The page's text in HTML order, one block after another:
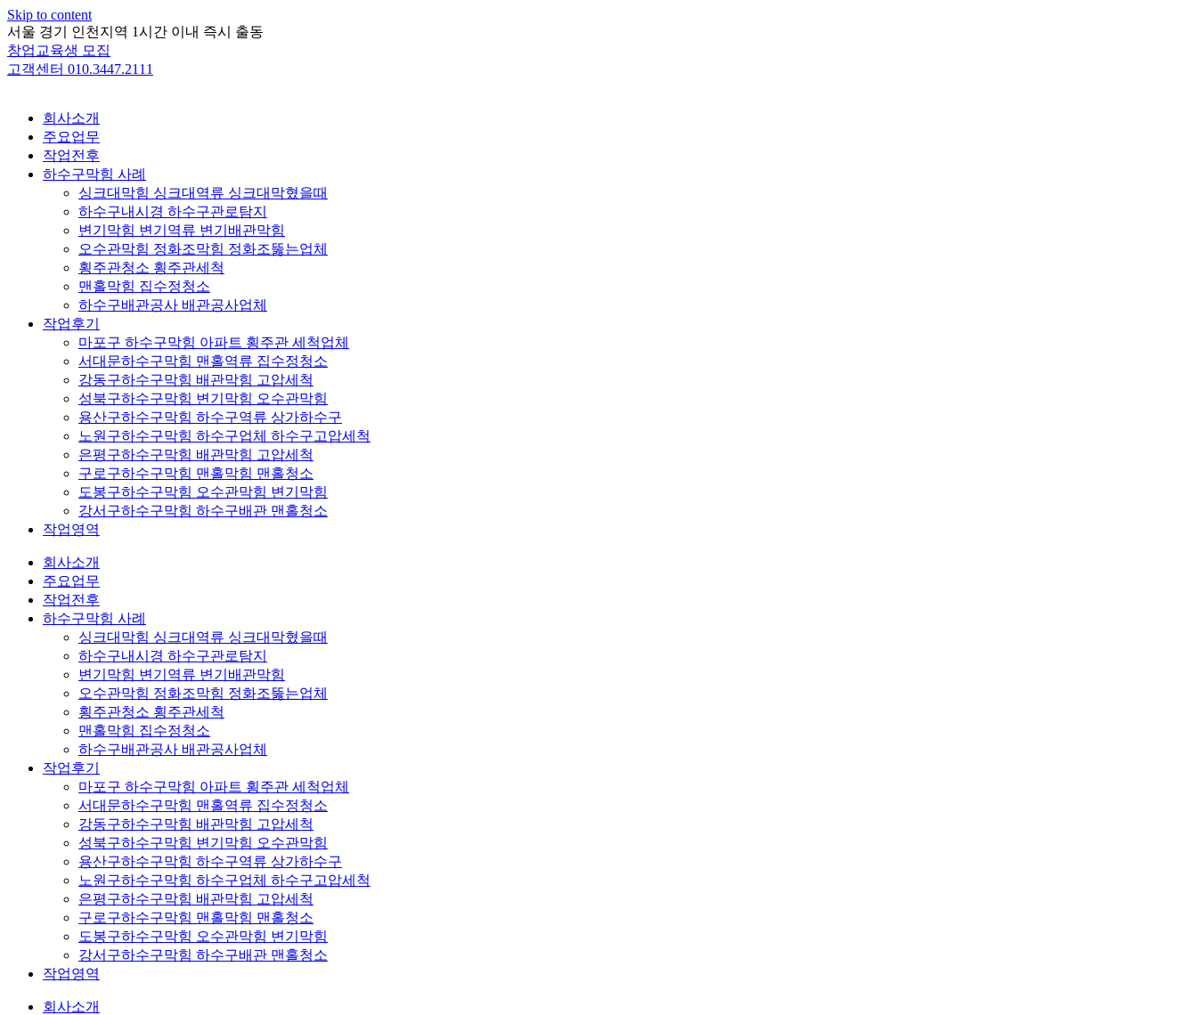
Skip to content
서울 경기 인천지역 1시간 이내 즉시 출동
창업교육생 모집
고객센터 010.3447.2111
회사소개
주요업무
작업전후
하수구막힘 사례
싱크대막힘 싱크대역류 싱크대막혔을때
하수구내시경 하수구관로탐지
변기막힘 변기역류 변기배관막힘
오수관막힘 정화조막힘 정화조뚫는업체
횡주관청소 횡주관세척
맨홀막힘 집수정청소
하수구배관공사 배관공사업체
작업후기
마포구 하수구막힘 아파트 횡주관 세척업체
서대문하수구막힘 맨홀역류 집수정청소
강동구하수구막힘 배관막힘 고압세척
성북구하수구막힘 변기막힘 오수관막힘
용산구하수구막힘 하수구역류 상가하수구
노원구하수구막힘 하수구업체 하수구고압세척
은평구하수구막힘 배관막힘 고압세척
구로구하수구막힘 맨홀막힘 맨홀청소
도봉구하수구막힘 오수관막힘 변기막힘
강서구하수구막힘 하수구배관 맨홀청소
작업영역
회사소개
주요업무
작업전후
하수구막힘 사례
싱크대막힘 싱크대역류 싱크대막혔을때
하수구내시경 하수구관로탐지
변기막힘 변기역류 변기배관막힘
오수관막힘 정화조막힘 정화조뚫는업체
횡주관청소 횡주관세척
맨홀막힘 집수정청소
하수구배관공사 배관공사업체
작업후기
마포구 하수구막힘 아파트 횡주관 세척업체
서대문하수구막힘 맨홀역류 집수정청소
강동구하수구막힘 배관막힘 고압세척
성북구하수구막힘 변기막힘 오수관막힘
용산구하수구막힘 하수구역류 상가하수구
노원구하수구막힘 하수구업체 하수구고압세척
은평구하수구막힘 배관막힘 고압세척
구로구하수구막힘 맨홀막힘 맨홀청소
도봉구하수구막힘 오수관막힘 변기막힘
강서구하수구막힘 하수구배관 맨홀청소
작업영역
회사소개